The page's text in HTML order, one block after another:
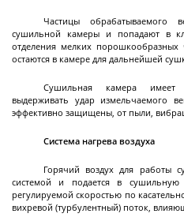
до 10 м3
Реакторы
10-25 м3
Реакторы
фармацевтическом
Фильтры
Частицы обрабатываемого
сушильной камеры и попадают в
отделения мелких
остаются в камере для дальнейшей
Сушильная камера
выдерживать удар измельчаемого
эффективно защищены, от пыли,
Система нагрева воздуха
Горячий воздух для работы
системой и подается в
регулируемой скоростью по
вихревой (турбулентный) поток,